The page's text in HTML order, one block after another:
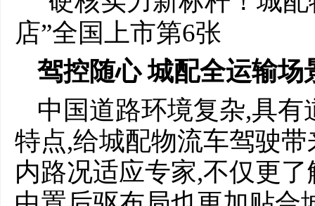
驾控随心 城配全运输场
中国道路环境复杂,具
特点,给城配物流车驾驶
内路况适应专家,不仅更